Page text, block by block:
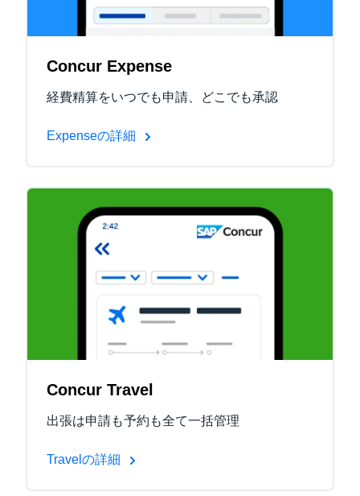
Concur Expense
経費精算をいつでも申請、どこでも承認
Expenseの詳細
Concur Travel
出張は申請も予約も全て一括管理
Travelの詳細